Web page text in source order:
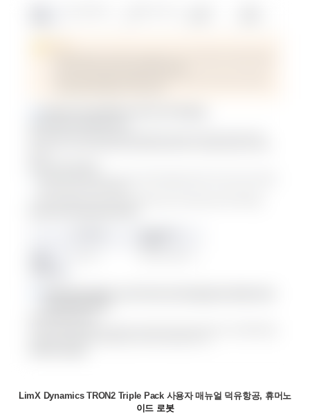
LimX Dynamics TRON2 Triple Pack 사용자 매뉴얼 덕유항공, 휴머노
이드 로봇